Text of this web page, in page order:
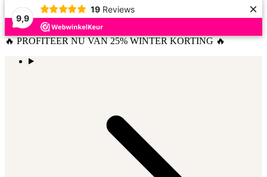
9,9
19 Reviews ×
🔥 PROFITEER NU VAN 25% WINTER KORTING 🔥